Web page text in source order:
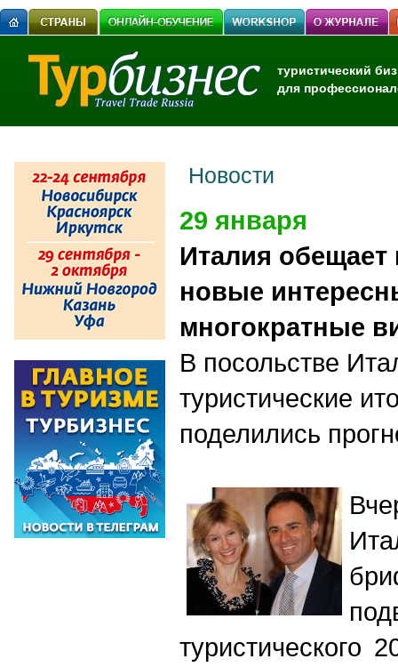
туристический
для
Новости
29 января
Италия
новые
многократные
В посольстве
туристические
поделились
туристического